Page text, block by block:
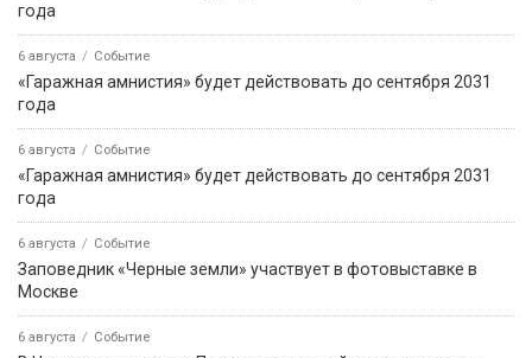
года
6 августа Событие
«Гаражная амнистия» будет действовать до сентября 2031
года
6 августа Событие
«Гаражная амнистия» будет действовать до сентября 2031
года
6 августа Событие
Заповедник «Черные земли» участвует в фотовыставке в
Москве
6 августа Событие